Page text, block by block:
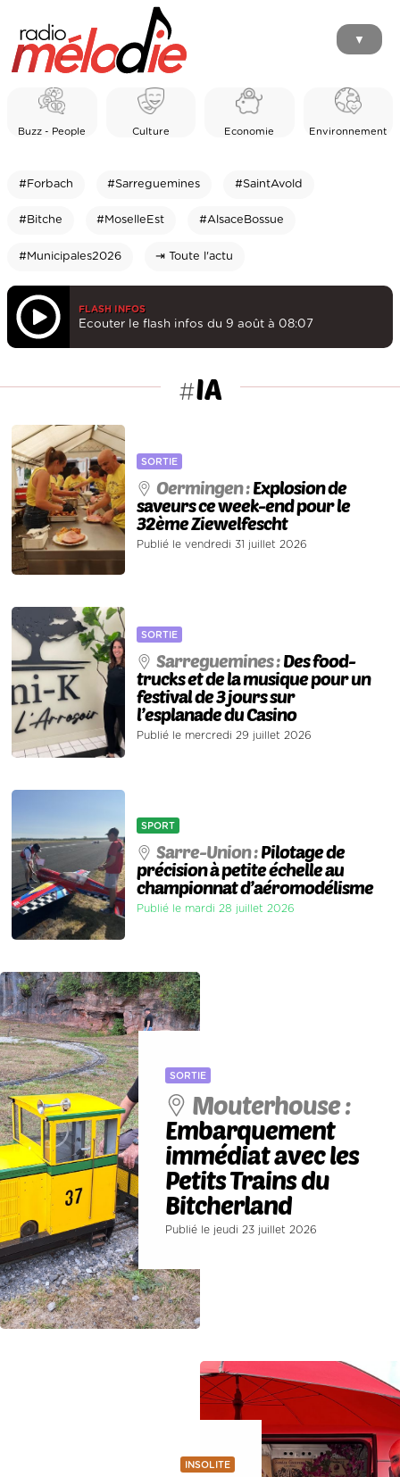
▼
Buzz - People Culture Economie Environnement
#Forbach #Sarreguemines #SaintAvold
#Bitche #MoselleEst #AlsaceBossue
#Municipales2026 ⇥ Toute l'actu
FLASH INFOS
Ecouter le flash infos du 9 août à 08:07
#IA
SORTIE
Oermingen :Explosion de
saveurs ce week-end pour le
32ème Ziewelfescht
Publié le vendredi 31 juillet 2026
SORTIE
Sarreguemines :Des food-
trucks et de la musique pour un
festival de 3 jours sur
l’esplanade du Casino
Publié le mercredi 29 juillet 2026
SPORT
Sarre-Union :Pilotage de
précision à petite échelle au
championnat d’aéromodélisme
Publié le mardi 28 juillet 2026
SORTIE
Mouterhouse :
Embarquement
immédiat avec les
Petits Trains du
Bitcherland
Publié le jeudi 23 juillet 2026
INSOLITE